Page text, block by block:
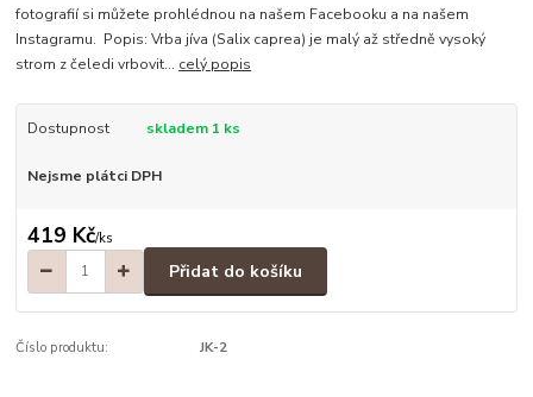
fotografií si můžete prohlédnou na našem Facebooku a na našem
Instagramu. Popis: Vrba jíva (Salix caprea) je malý až středně vysoký
strom z čeledi vrbovit... celý popis
Dostupnost skladem 1 ks
Nejsme plátci DPH
419 Kč/ks
Přidat do košíku
Číslo produktu: JK-2